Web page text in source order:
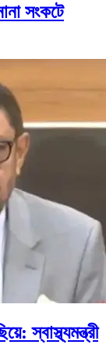
সংকটে
স্বাস্থ্যমন্ত্রী